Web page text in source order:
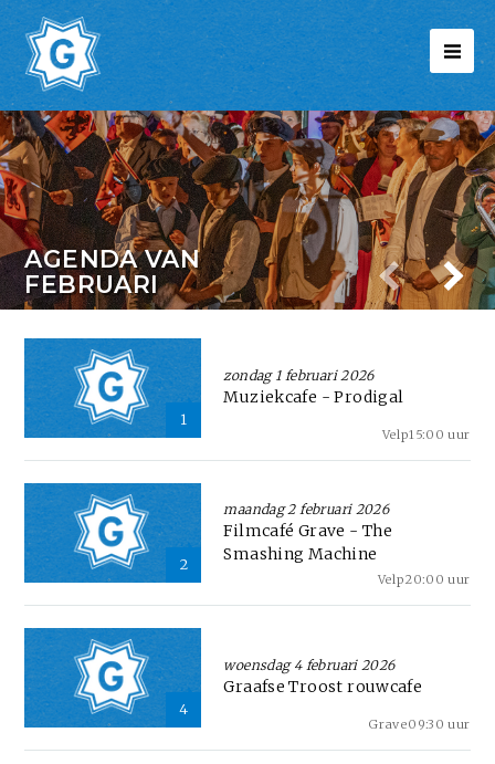
AGENDA VAN
FEBRUARI
1
zondag 1 februari 2026
Muziekcafe - Prodigal
15:00 uur
Velp
2
maandag 2 februari 2026
Filmcafé Grave - The
Smashing Machine
20:00 uur
Velp
4
woensdag 4 februari 2026
Graafse Troost rouwcafe
09:30 uur
Grave